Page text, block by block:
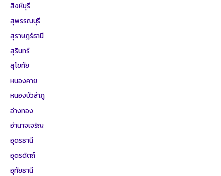
สิงห์บุรี
สุพรรณบุรี
สุราษฎร์ธานี
สุรินทร์
สุโขทัย
หนองคาย
หนองบัวลำภู
อ่างทอง
อำนาจเจริญ
อุดรธานี
อุตรดิตถ์
อุทัยธานี